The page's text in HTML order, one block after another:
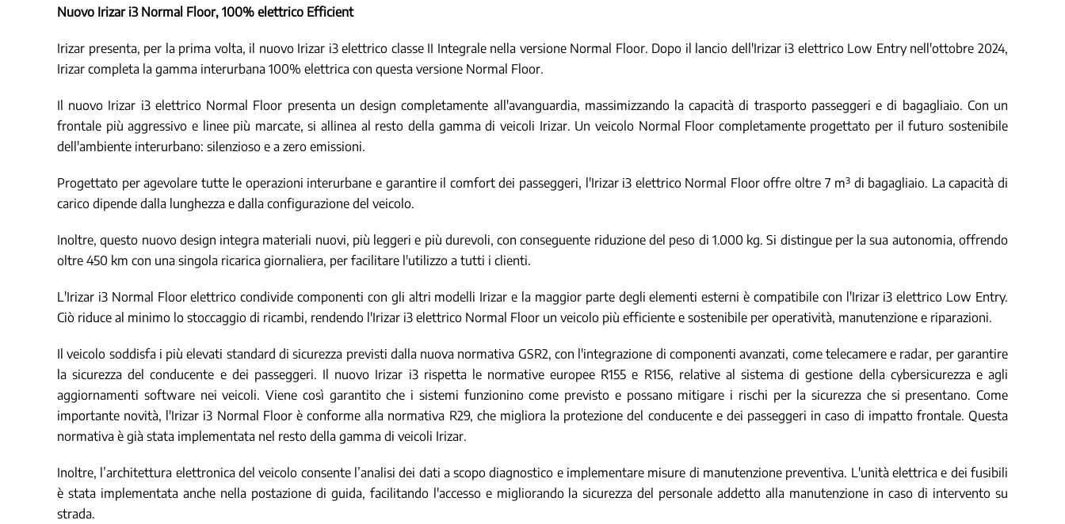
Nuovo Irizar i3 Normal Floor, 100% elettrico Efficient
Irizar presenta, per la prima volta, il nuovo Irizar i3 elettrico classe II Integrale nella versione Normal Floor. Dopo il lancio dell'Irizar i3 elettrico Low Entry nell'ottobre 2024,
Irizar completa la gamma interurbana 100% elettrica con questa versione Normal Floor.
Il nuovo Irizar i3 elettrico Normal Floor presenta un design completamente all'avanguardia, massimizzando la capacità di trasporto passeggeri e di bagagliaio. Con un
frontale più aggressivo e linee più marcate, si allinea al resto della gamma di veicoli Irizar. Un veicolo Normal Floor completamente progettato per il futuro sostenibile
dell'ambiente interurbano: silenzioso e a zero emissioni.
Progettato per agevolare tutte le operazioni interurbane e garantire il comfort dei passeggeri, l'Irizar i3 elettrico Normal Floor offre oltre 7 m³ di bagagliaio. La capacità di
carico dipende dalla lunghezza e dalla configurazione del veicolo.
Inoltre, questo nuovo design integra materiali nuovi, più leggeri e più durevoli, con conseguente riduzione del peso di 1.000 kg. Si distingue per la sua autonomia, offrendo
oltre 450 km con una singola ricarica giornaliera, per facilitare l'utilizzo a tutti i clienti.
L'Irizar i3 Normal Floor elettrico condivide componenti con gli altri modelli Irizar e la maggior parte degli elementi esterni è compatibile con l'Irizar i3 elettrico Low Entry.
Ciò riduce al minimo lo stoccaggio di ricambi, rendendo l'Irizar i3 elettrico Normal Floor un veicolo più efficiente e sostenibile per operatività, manutenzione e riparazioni.
Il veicolo soddisfa i più elevati standard di sicurezza previsti dalla nuova normativa GSR2, con l'integrazione di componenti avanzati, come telecamere e radar, per garantire
la sicurezza del conducente e dei passeggeri. Il nuovo Irizar i3 rispetta le normative europee R155 e R156, relative al sistema di gestione della cybersicurezza e agli
aggiornamenti software nei veicoli. Viene così garantito che i sistemi funzionino come previsto e possano mitigare i rischi per la sicurezza che si presentano. Come
importante novità, l'Irizar i3 Normal Floor è conforme alla normativa R29, che migliora la protezione del conducente e dei passeggeri in caso di impatto frontale. Questa
normativa è già stata implementata nel resto della gamma di veicoli Irizar.
Inoltre, l’architettura elettronica del veicolo consente l’analisi dei dati a scopo diagnostico e implementare misure di manutenzione preventiva. L'unità elettrica e dei fusibili
è stata implementata anche nella postazione di guida, facilitando l'accesso e migliorando la sicurezza del personale addetto alla manutenzione in caso di intervento su
strada.